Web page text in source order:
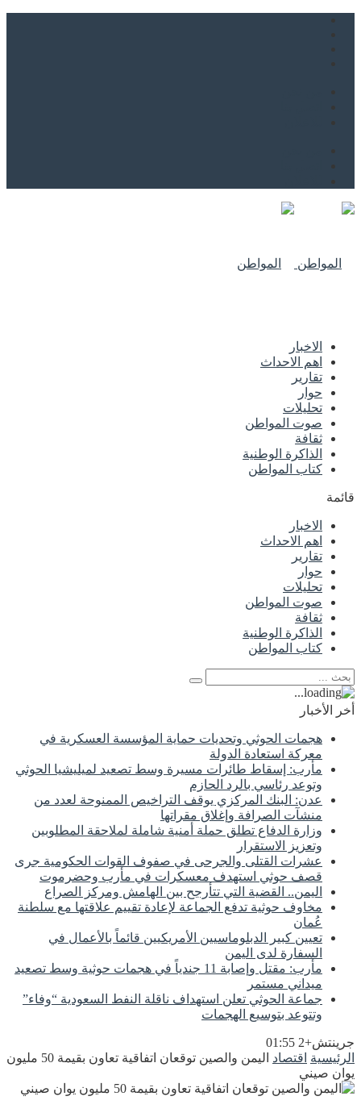
الاخبار
اهم الاحداث
تقارير
حوار
تحليلات
صوت المواطن
ثقافة
الذاكرة الوطنية
كتاب المواطن
قائمة
الاخبار
اهم الاحداث
تقارير
حوار
تحليلات
صوت المواطن
ثقافة
الذاكرة الوطنية
كتاب المواطن
أخر الأخبار
هجمات الحوثي وتحديات حماية المؤسسة العسكرية في
معركة استعادة الدولة
مأرب: إسقاط طائرات مسيرة وسط تصعيد لميليشيا الحوثي
وتوعد رئاسي بالرد الحازم
عدن: البنك المركزي يوقف التراخيص الممنوحة لعدد من
منشآت الصرافة وإغلاق مقراتها
وزارة الدفاع تطلق حملة أمنية شاملة لملاحقة المطلوبين
وتعزيز الاستقرار
عشرات القتلى والجرحى في صفوف القوات الحكومية جرى
قصف حوثي استهدف معسكرات في مأرب وحضرموت
اليمن.. القضية التي تتأرجح بين الهامش ومركز الصراع
مخاوف حوثية تدفع الجماعة لإعادة تقييم علاقتها مع سلطنة
عُمان
تعيين كبير الدبلوماسيين الأمريكيين قائماً بالأعمال في
السفارة لدى اليمن
مأرب: مقتل وإصابة 11 جندياً في هجمات حوثية وسط تصعيد
ميداني مستمر
جماعة الحوثي تعلن استهداف ناقلة النفط السعودية “وفاء”
وتتوعد بتوسيع الهجمات
جرينتش+2 01:55
الرئيسية اقتصاد
اليمن والصين توقعان اتفاقية تعاون بقيمة 50 مليون
يوان صيني